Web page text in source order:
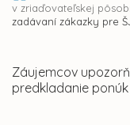
v zriaďovateľskej
zadávaní zákazky pre
Záujemcov
predkladanie ponúk